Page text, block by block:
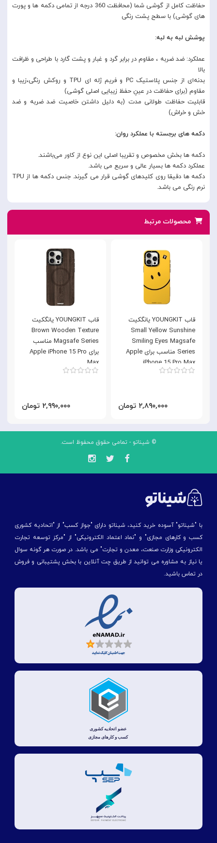
حفاظت کامل از گوشی شما (محافظت 360 درجه از تمامی دکمه ها و پورت
های گوشی) با سطح پشت رنگی
پوشش لبه به لبه:
عملکرد: ضد ضربه ، مقاوم در برابر گرد و غبار و پشت گارد با طراحی و ظرافت
بالا
بدنه‌ای از جنس پلاستیک PC و فریم ژله ای TPU و روکش رنگی،زیبا و
مقاوم (برای حفاظت در عینِ حفظ زیبایی اصلی گوشی)
قابلیت حفاظت طولانی مدت (به دلیل داشتن خاصیت ضد ضربه و ضد
خش و خراش)
دکمه های برجسته با عملکرد روان:
دکمه ها بخش مخصوص و تقریبا اصلی این نوع از کاور می‌باشند.
عملکرد دکمه ها بسیار عالی و سریع می باشد.
دکمه ها دقیقا روی کلیدهای گوشی قرار می گیرند. جنس دکمه ها از TPU
نرم رنگی می‌ باشد.
محصولات مرتبط
قاب YOUNGKIT یانگکیت
Brown Wooden Texture
Magsafe Series مناسب
برای Apple iPhone 15 Pro
Max
۲,۹۹۰,۰۰۰ تومان
قاب YOUNGKIT یانگکیت
Small Yellow Sunshine
Smiling Eyes Magsafe
Series مناسب برای Apple
iPhone 15 Pro Max
۲,۸۹۰,۰۰۰ تومان
© شیناتو - تمامی حقوق محفوظ است.
با "شیناتو" آسوده خرید کنید، شیناتو دارای "جواز کسب" از "اتحادیه کشوری
کسب و کارهای مجازی" و "نماد اعتماد الکترونیکی" از "مركز توسعه تجارت
الكترونیكی وزارت صنعت، معدن و تجارت" می باشد. در صورت هر گونه سوال
یا نیاز به مشاوره می توانید از طریق چت آنلاین با بخش پشتیبانی و فروش
در تماس باشید.